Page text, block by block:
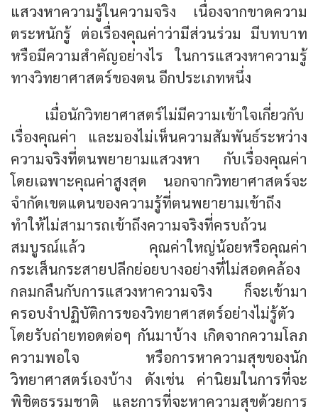
แสวงหาความรู้ในความจริง เนื่องจากขาดความ
ตระหนักรู้ ต่อเรื่องคุณค่าว่ามีส่วนร่วม มีบทบาท
หรือมีความสำคัญอย่างไร ในการแสวงหาความรู้
ทางวิทยาศาสตร์ของตน อีกประเภทหนึ่ง
เมื่อนักวิทยาศาสตร์ไม่มีความเข้าใจเกี่ยวกับ
เรื่องคุณค่า และมองไม่เห็นความสัมพันธ์ระหว่าง
ความจริงที่ตนพยายามแสวงหา กับเรื่องคุณค่า
โดยเฉพาะคุณค่าสูงสุด นอกจากวิทยาศาสตร์จะ
จำกัดเขตแดนของความรู้ที่ตนพยายามเข้าถึง
ทำให้ไม่สามารถเข้าถึงความจริงที่ครบถ้วน
สมบูรณ์แล้ว คุณค่าใหญ่น้อยหรือคุณค่า
กระเส็นกระสายปลีกย่อยบางอย่างที่ไม่สอดคล้อง
กลมกลืนกับการแสวงหาความจริง ก็จะเข้ามา
ครอบงำปฏิบัติการของวิทยาศาสตร์อย่างไม่รู้ตัว
โดยรับถ่ายทอดต่อๆ กันมาบ้าง เกิดจากความโลภ
ความพอใจ หรือการหาความสุขของนัก
วิทยาศาสตร์เองบ้าง ดังเช่น ค่านิยมในการที่จะ
พิชิตธรรมชาติ และการที่จะหาความสุขด้วยการ